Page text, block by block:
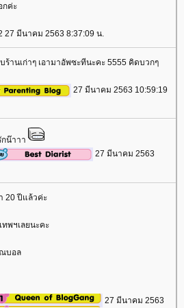
กค่ะ
27 มีนาคม 2563 8:37:09 น.
ร้านเก่าๆ เอามาอัพซะทีนะคะ 5555 คิดบวกๆ
27 มีนาคม 2563 10:59:19
น๊าาา
27 มีนาคม 2563
20 ปีแล้วค่ะ
พฯเลยนะคะ
ณบอล
27 มีนาคม 2563